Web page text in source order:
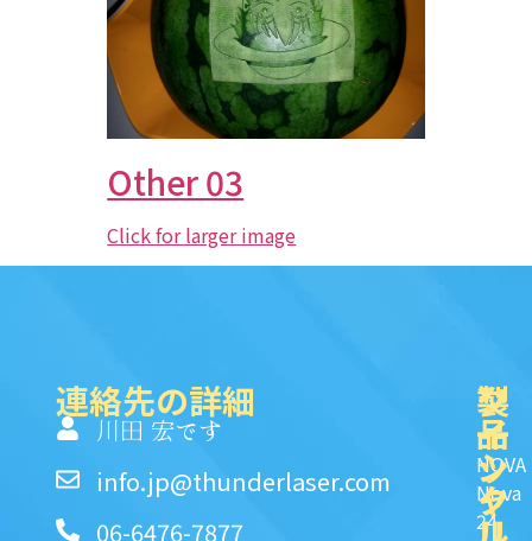
Other 03
Click for larger image
連絡先の詳細
川田 宏です
info.jp@thunderlaser.com
06-6476-7877
製
品
NOVA
Nova
24
ク
イ
ッ
ク
ソ
一
シ
ャ